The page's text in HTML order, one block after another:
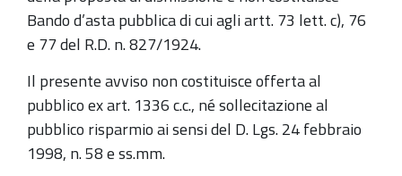
Bando d’asta pubblica di cui agli artt. 73 lett. c), 76
e 77 del R.D. n. 827/1924.
Il presente avviso non costituisce offerta al
pubblico ex art. 1336 c.c., né sollecitazione al
pubblico risparmio ai sensi del D. Lgs. 24 febbraio
1998, n. 58 e ss.mm.